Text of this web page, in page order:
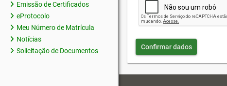
Emissão de Certificados
eProtocolo
Meu Número de Matrícula
Notícias
Solicitação de Documentos
Confirmar dados